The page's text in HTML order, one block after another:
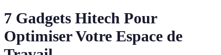
7 Gadgets Hitech Pour
Optimiser Votre Espace de